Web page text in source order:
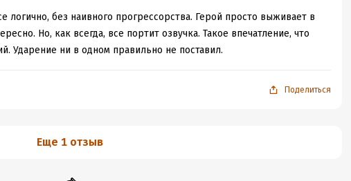
логично, без наивного прогрессорства. Герой просто выживает в
Но, как всегда, все портит озвучка. Такое впечатление, что
Ударение ни в одном правильно не поставил.
Поделиться
Еще 1 отзыв